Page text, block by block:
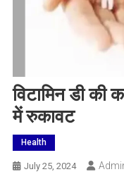
विटामिन डी की
में रुकावट
Health
July 25, 2024